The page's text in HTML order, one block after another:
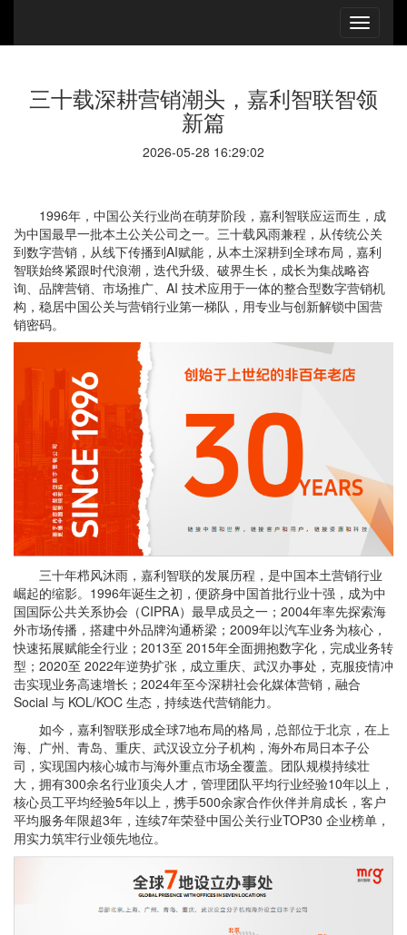
三十载深耕营销潮头，嘉利智联智领
新篇
2026-05-28 16:29:02
1996年，中国公关行业尚在萌芽阶段，嘉利智联应运而生，成
为中国最早一批本土公关公司之一。三十载风雨兼程，从传统公关
到数字营销，从线下传播到AI赋能，从本土深耕到全球布局，嘉利
智联始终紧跟时代浪潮，迭代升级、破界生长，成长为集战略咨
询、品牌营销、市场推广、AI 技术应用于一体的整合型数字营销机
构，稳居中国公关与营销行业第一梯队，用专业与创新解锁中国营
销密码。
三十年栉风沐雨，嘉利智联的发展历程，是中国本土营销行业
崛起的缩影。1996年诞生之初，便跻身中国首批行业十强，成为中
国国际公共关系协会（CIPRA）最早成员之一；2004年率先探索海
外市场传播，搭建中外品牌沟通桥梁；2009年以汽车业务为核心，
快速拓展赋能全行业；2013至 2015年全面拥抱数字化，完成业务转
型；2020至 2022年逆势扩张，成立重庆、武汉办事处，克服疫情冲
击实现业务高速增长；2024年至今深耕社会化媒体营销，融合
Social 与 KOL/KOC 生态，持续迭代营销能力。
如今，嘉利智联形成全球7地布局的格局，总部位于北京，在上
海、广州、青岛、重庆、武汉设立分子机构，海外布局日本子公
司，实现国内核心城市与海外重点市场全覆盖。团队规模持续壮
大，拥有300余名行业顶尖人才，管理团队平均行业经验10年以上，
核心员工平均经验5年以上，携手500余家合作伙伴并肩成长，客户
平均服务年限超3年，连续7年荣登中国公关行业TOP30 企业榜单，
用实力筑牢行业领先地位。